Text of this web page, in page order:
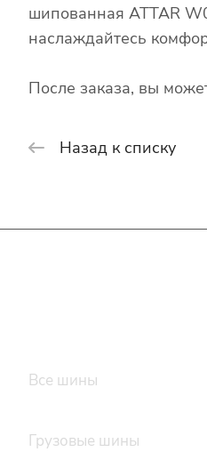
шипованная ATTAR
наслаждайтесь
После заказа, вы
Назад к списку
Все шины
Грузовые шины